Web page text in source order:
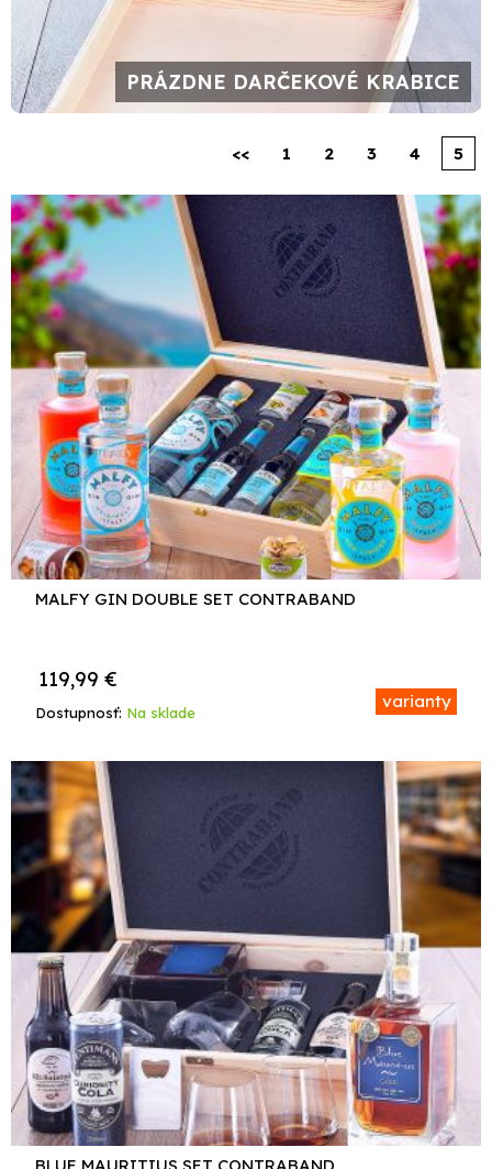
PRÁZDNE DARČEKOVÉ KRABICE
<< 1 2 3 4 5
MALFY GIN DOUBLE SET CONTRABAND
Dostupnosť: Na sklade
varianty
119,99 €